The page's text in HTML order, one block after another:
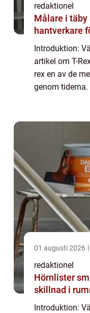
redaktionel
Målare i täby så väljer du rätt
hantverkare
Introduktion:
artikel om T-
rex en av de
genom
01 augusti 2026
redaktionel
Hörnlister små detaljer som gör stor
skillnad i
Introduktion: